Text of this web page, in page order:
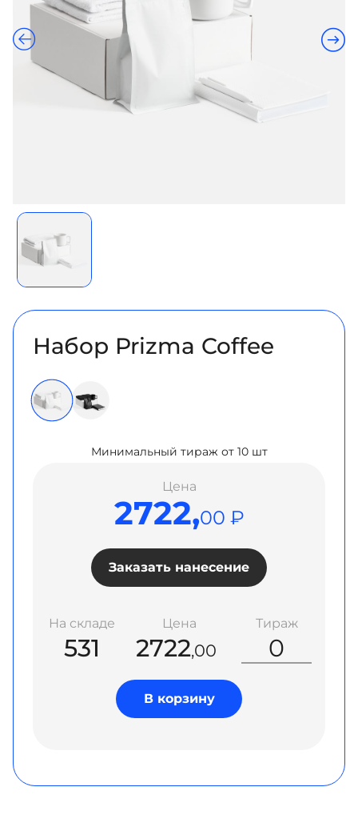
Набор Prizma Coffee
Минимальный тираж от 10 шт
Цена
2722,00 ₽
Заказать нанесение
На складе Цена Тираж
531 2722,00
В корзину